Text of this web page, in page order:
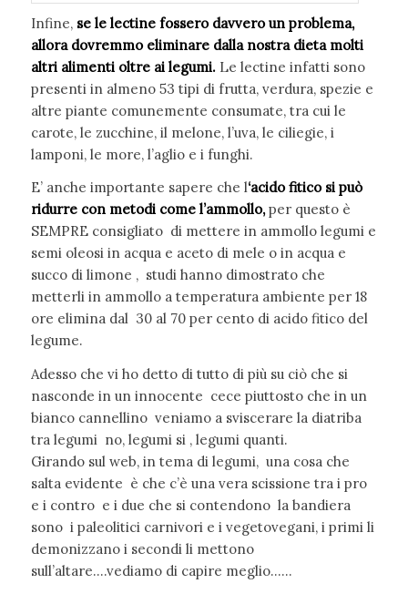
Infine, se le lectine fossero davvero un problema,
allora dovremmo eliminare dalla nostra dieta molti
altri alimenti oltre ai legumi.Le lectine infatti sono
presenti in almeno 53 tipi di frutta, verdura, spezie e
altre piante comunemente consumate, tra cui le
carote, le zucchine, il melone, l’uva, le ciliegie, i
lamponi, le more, l’aglio e i funghi.
E’ anche importante sapere che l‘acido fitico si può
ridurre con metodi come l’ammollo,per questo è
SEMPRE consigliato di mettere in ammollo legumi e
semi oleosi in acqua e aceto di mele o in acqua e
succo di limone , studi hanno dimostrato che
metterli in ammollo a temperatura ambiente per 18
ore elimina dal 30 al 70 per cento di acido fitico del
legume.
Adesso che vi ho detto di tutto di più su ciò che si
nasconde in un innocente cece piuttosto che in un
bianco cannellino veniamo a sviscerare la diatriba
tra legumi no, legumi si , legumi quanti.
Girando sul web, in tema di legumi, una cosa che
salta evidente è che c’è una vera scissione tra i pro
e i contro e i due che si contendono la bandiera
sono i paleolitici carnivori e i vegetovegani, i primi li
demonizzano i secondi li mettono
sull’altare….vediamo di capire meglio……